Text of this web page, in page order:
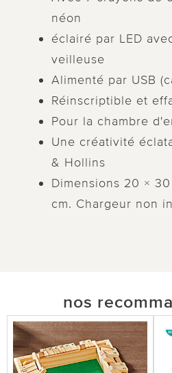
néon
éclairé par LED
veilleuse
Alimenté par USB
Réinscriptible et
Pour la chambre
Une créativité
& Hollins
Dimensions 20 ×
cm. Chargeur non
nos